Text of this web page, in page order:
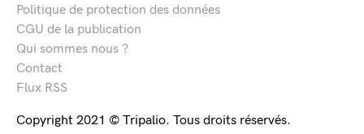
Politique de protection des données
CGU de la publication
Qui sommes nous ?
Contact
Flux RSS
Copyright 2021 © Tripalio. Tous droits réservés.